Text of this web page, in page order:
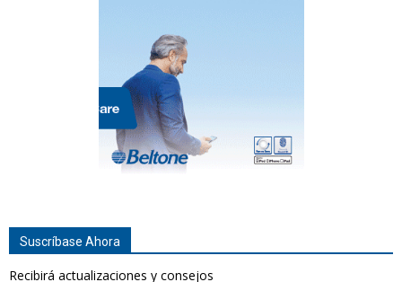
Suscríbase Ahora
Recibirá actualizaciones y consejos